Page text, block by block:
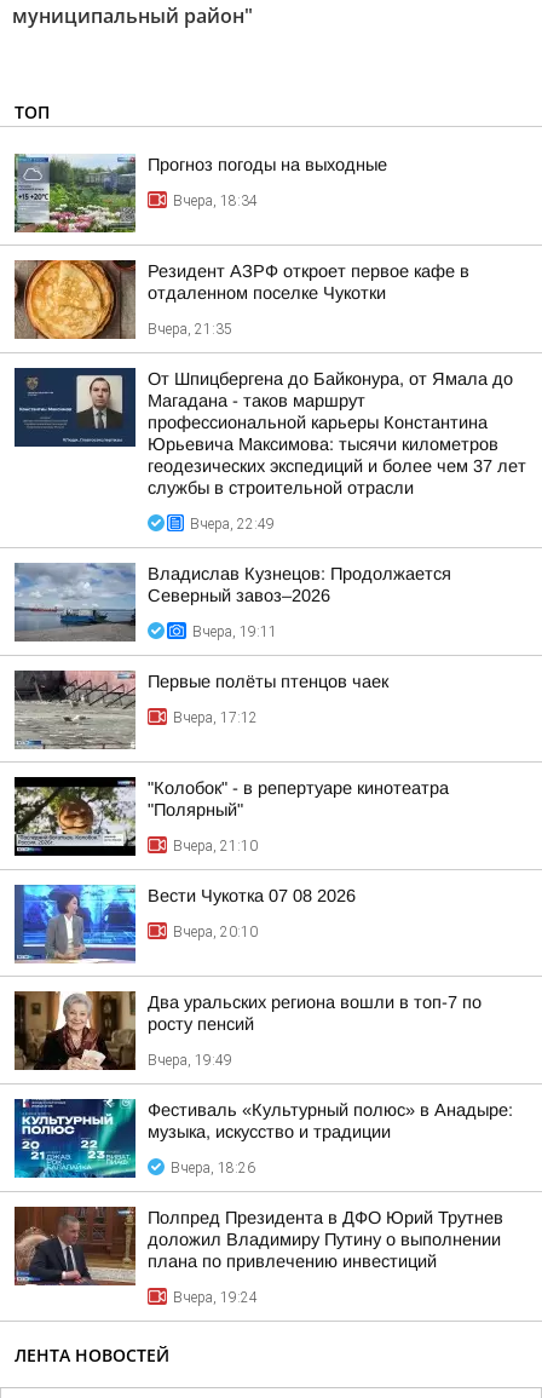
муниципальный район"
ТОП
Прогноз погоды на выходные
Вчера, 18:34
Резидент АЗРФ откроет первое кафе в
отдаленном поселке Чукотки
Вчера, 21:35
От Шпицбергена до Байконура, от Ямала до
Магадана - таков маршрут
профессиональной карьеры Константина
Юрьевича Максимова: тысячи километров
геодезических экспедиций и более чем 37 лет
службы в строительной отрасли
Вчера, 22:49
Владислав Кузнецов: Продолжается
Северный завоз–2026
Вчера, 19:11
Первые полёты птенцов чаек
Вчера, 17:12
"Колобок" - в репертуаре кинотеатра
"Полярный"
Вчера, 21:10
Вести Чукотка 07 08 2026
Вчера, 20:10
Два уральских региона вошли в топ-7 по
росту пенсий
Вчера, 19:49
Фестиваль «Культурный полюс» в Анадыре:
музыка, искусство и традиции
Вчера, 18:26
Полпред Президента в ДФО Юрий Трутнев
доложил Владимиру Путину о выполнении
плана по привлечению инвестиций
Вчера, 19:24
ЛЕНТА НОВОСТЕЙ